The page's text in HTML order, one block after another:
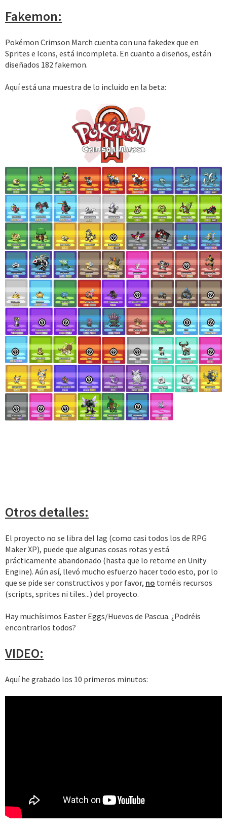
Fakemon:
Pokémon Crimson March cuenta con una fakedex que en
Sprites e Icons, está incompleta. En cuanto a diseños, están
diseñados 182 fakemon.
Aquí está una muestra de lo incluido en la beta:
Otros detalles:
El proyecto no se libra del lag (como casi todos los de RPG
Maker XP), puede que algunas cosas rotas y está
prácticamente abandonado (hasta que lo retome en Unity
Engine). Aún así, llevó mucho esfuerzo hacer todo esto, por lo
que se pide ser constructivos y por favor, no toméis recursos
(scripts, sprites ni tiles...) del proyecto.
Hay muchísimos Easter Eggs/Huevos de Pascua. ¿Podréis
encontrarlos todos?
VIDEO:
Aquí he grabado los 10 primeros minutos: